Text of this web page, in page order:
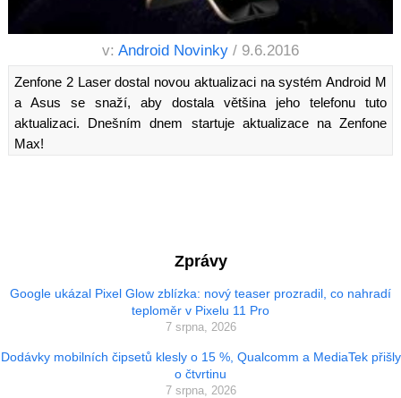
v: Android Novinky / 9.6.2016
Zenfone 2 Laser dostal novou aktualizaci na systém Android M
a Asus se snaží, aby dostala většina jeho telefonu tuto
aktualizaci. Dnešním dnem startuje aktualizace na Zenfone
Max!
Zprávy
Google ukázal Pixel Glow zblízka: nový teaser prozradil, co nahradí
teploměr v Pixelu 11 Pro
7 srpna, 2026
Dodávky mobilních čipsetů klesly o 15 %, Qualcomm a MediaTek přišly
o čtvrtinu
7 srpna, 2026